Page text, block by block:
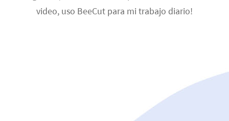
video, uso BeeCut para mi trabajo diario!